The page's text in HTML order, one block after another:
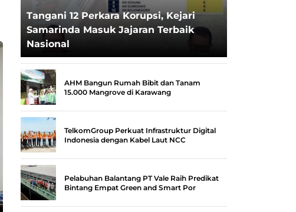
Tangani 12 Perkara Korupsi, Kejari
Samarinda Masuk Jajaran Terbaik
Nasional
AHM Bangun Rumah Bibit dan Tanam
15.000 Mangrove di Karawang
TelkomGroup Perkuat Infrastruktur Digital
Indonesia dengan Kabel Laut NCC
Pelabuhan Balantang PT Vale Raih Predikat
Bintang Empat Green and Smart Por